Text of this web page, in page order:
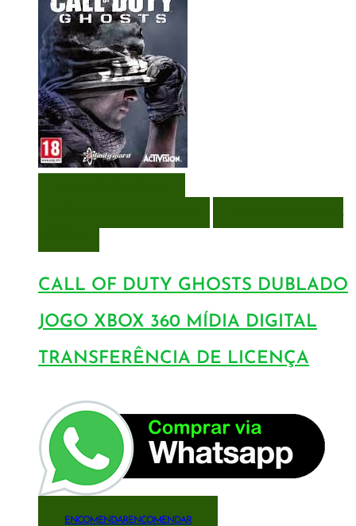
CALL OF DUTY GHOSTS DUBLADO
JOGO XBOX 360 MÍDIA DIGITAL
TRANSFERÊNCIA DE LICENÇA
ENCOMENDARENCOMENDAR